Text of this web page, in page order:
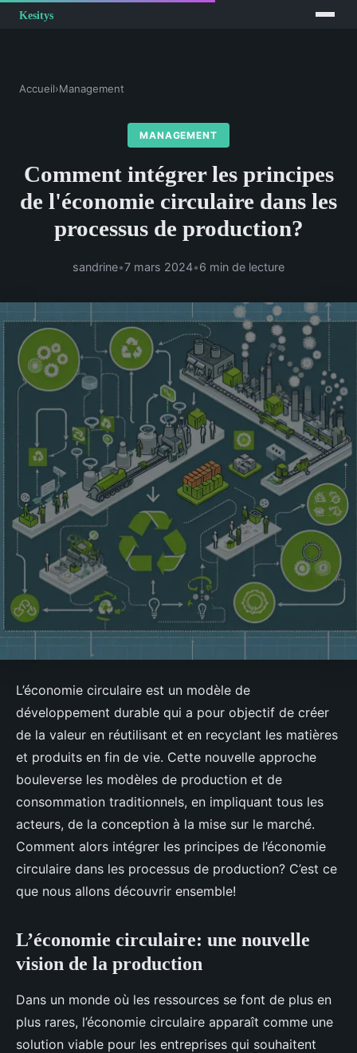
Accueil›Management
MANAGEMENT
Comment intégrer les principes
de l'économie circulaire dans les
processus de production?
sandrine•7 mars 2024•6 min de lecture
L’économie circulaire est un modèle de
développement durable qui a pour objectif de créer
de la valeur en réutilisant et en recyclant les matières
et produits en fin de vie. Cette nouvelle approche
bouleverse les modèles de production et de
consommation traditionnels, en impliquant tous les
acteurs, de la conception à la mise sur le marché.
Comment alors intégrer les principes de l’économie
circulaire dans les processus de production? C’est ce
que nous allons découvrir ensemble!
L’économie circulaire: une nouvelle
vision de la production
Dans un monde où les ressources se font de plus en
plus rares, l’économie circulaire apparaît comme une
solution viable pour les entreprises qui souhaitent